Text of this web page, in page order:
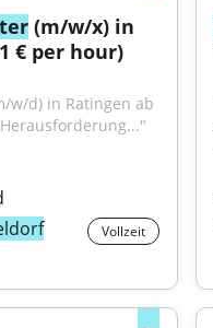
(m/w/x) in
€ per hour)
w/d) in Ratingen ab
Vollzeit